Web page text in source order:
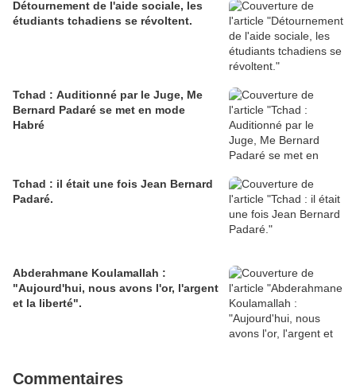
Détournement de l'aide sociale, les
étudiants tchadiens se révoltent.
Tchad : Auditionné par le Juge, Me
Bernard Padaré se met en mode
Habré
Tchad : il était une fois Jean Bernard
Padaré.
Abderahmane Koulamallah :
"Aujourd'hui, nous avons l'or, l'argent
et la liberté".
Commentaires